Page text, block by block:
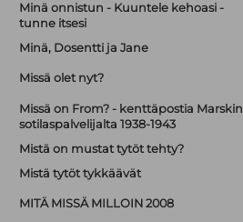
Minä onnistun - Kuuntele kehoasi -
tunne itsesi
Minä, Dosentti ja Jane
Missä olet nyt?
Missä on From? - kenttäpostia Marskin
sotilaspalvelijalta 1938-1943
Mistä on mustat tytöt tehty?
Mistä tytöt tykkäävät
MITÄ MISSÄ MILLOIN 2008